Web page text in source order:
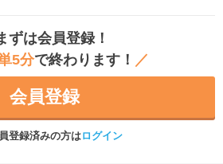
ずは会員登録！
5分で終わります！ ／
会員登録
登録済みの方はログイン